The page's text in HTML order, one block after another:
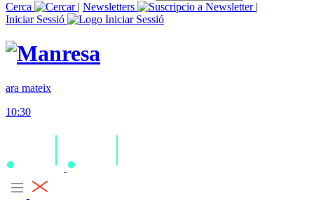
Cerca
| Newsletters
|
Iniciar Sessió
ara mateix
10:30